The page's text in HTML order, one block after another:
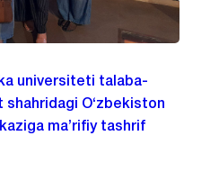
universiteti talaba-
shahridagi O‘zbekiston
ma’rifiy tashrif